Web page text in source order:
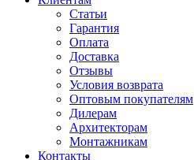
Статьи
Гарантия
Оплата
Доставка
Отзывы
Условия возврата
Оптовым покупателям
Дилерам
Архитекторам
Монтажникам
Контакты